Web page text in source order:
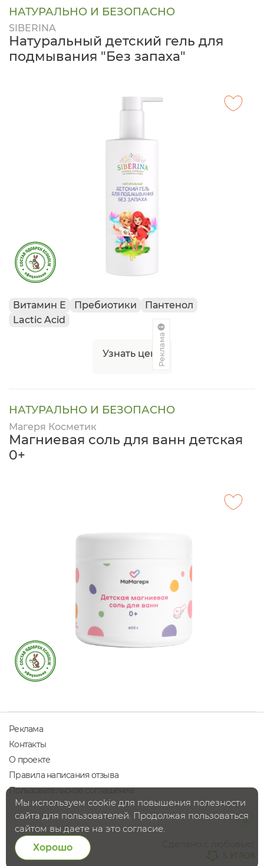
НАТУРАЛЬНО И БЕЗОПАСНО
SIBERINA
Натуральный детский гель для
подмывания "Без запаха"
Витамин Е Пребиотики
Пантенол
Lactic Acid
Узнать ценуРеклама
НАТУРАЛЬНО И БЕЗОПАСНО
Магеря Косметик
Магниевая соль для ванн детская
0+
Реклама
Контакты
О проекте
Правила написания отзыва
Пользовательское соглашение
Мы используем cookie для повышения полезности
сайта для пользователей. Продолжая пользоваться
сайтом вы даете на это согласие.
Хорошо